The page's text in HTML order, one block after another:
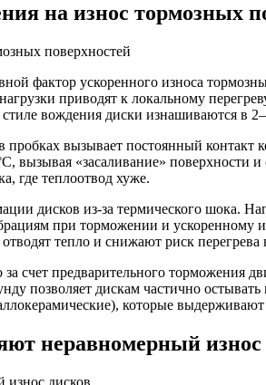
на износ тормозных
фактор ускоренного износа
приводят к локальному
вождения диски изнашиваются в
пробках вызывает постоянный
вызывая «засаливание»
где теплоотвод хуже.
дисков из-за термического шока.
при торможении и ускоренному
тепло и снижают риск перегрева
счет предварительного торможения
позволяет дискам частично
которые выдерживают
неравномерный износ